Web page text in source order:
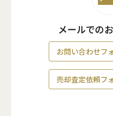
メールでの
お問い合わせフ
売却査定依頼フ